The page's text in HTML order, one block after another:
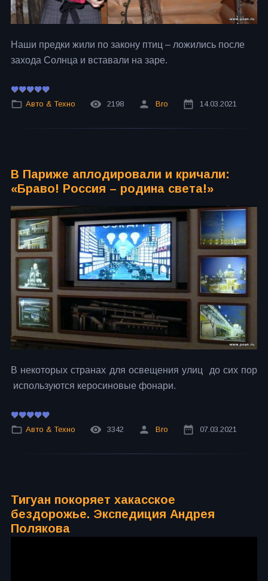
Наши предки жили по закону птиц – ложились после
захода Солнца и вставали на заре.
Авто & Техно 2198 Bro 14.03.2021
В Париже аплодировали и кричали:
«Браво! Россия – родина света!»
В некоторых странах для освещения улиц до сих пор
используются керосиновые фонари.
Авто & Техно 3342 Bro 07.03.2021
Тигуан покоряет хакасское
бездорожье. Экспедиция Андрея
Полякова